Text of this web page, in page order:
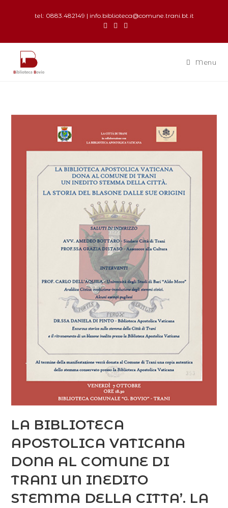
tel: 0883.482149 | info.biblioteca@comune.trani.bt.it
Menu
LA BIBLIOTECA
APOSTOLICA VATICANA
DONA AL COMUNE DI
TRANI UN INEDITO
STEMMA DELLA CITTA’. LA